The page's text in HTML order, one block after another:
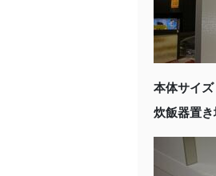
本体サイ
炊飯器置